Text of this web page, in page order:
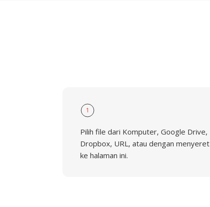
1
Pilih file dari Komputer, Google Drive,
Dropbox, URL, atau dengan menyeret
ke halaman ini.